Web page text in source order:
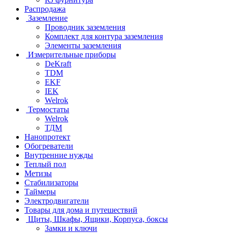
Распродажа
Заземление
Проводник заземления
Комплект для контура заземления
Элементы заземления
Измерительные приборы
DeKraft
TDM
EKF
IEK
Welrok
Термостаты
Welrok
ТДМ
Нанопротект
Обогреватели
Внутренние нужды
Теплый пол
Метизы
Стабилизаторы
Таймеры
Электродвигатели
Товары для дома и путешествий
Щиты, Шкафы, Ящики, Корпуса, боксы
Замки и ключи